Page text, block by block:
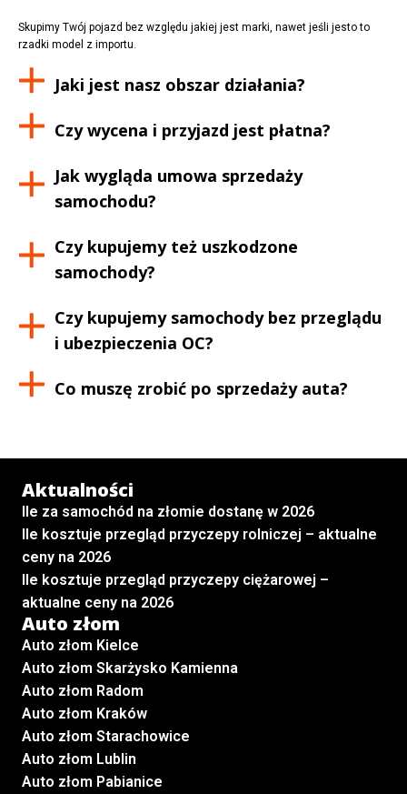
Skupimy Twój pojazd bez względu jakiej jest marki, nawet jeśli jesto to
rzadki model z importu.
Jaki jest nasz obszar działania?
Czy wycena i przyjazd jest płatna?
Jak wygląda umowa sprzedaży
samochodu?
Czy kupujemy też uszkodzone
samochody?
Czy kupujemy samochody bez przeglądu
i ubezpieczenia OC?
Co muszę zrobić po sprzedaży auta?
Aktualności
Ile za samochód na złomie dostanę w 2026
Ile kosztuje przegląd przyczepy rolniczej – aktualne
ceny na 2026
Ile kosztuje przegląd przyczepy ciężarowej –
aktualne ceny na 2026
Auto złom
Auto złom Kielce
Auto złom Skarżysko Kamienna
Auto złom Radom
Auto złom Kraków
Auto złom Starachowice
Auto złom Lublin
Auto złom Pabianice